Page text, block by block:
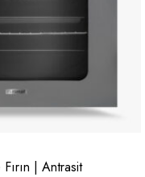
| Antrasit